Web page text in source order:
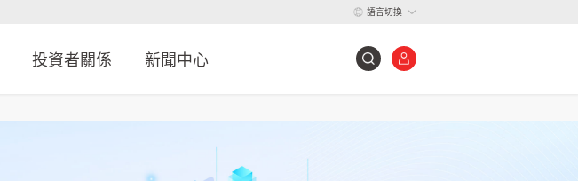
語言切換
投資者關係 新聞中心